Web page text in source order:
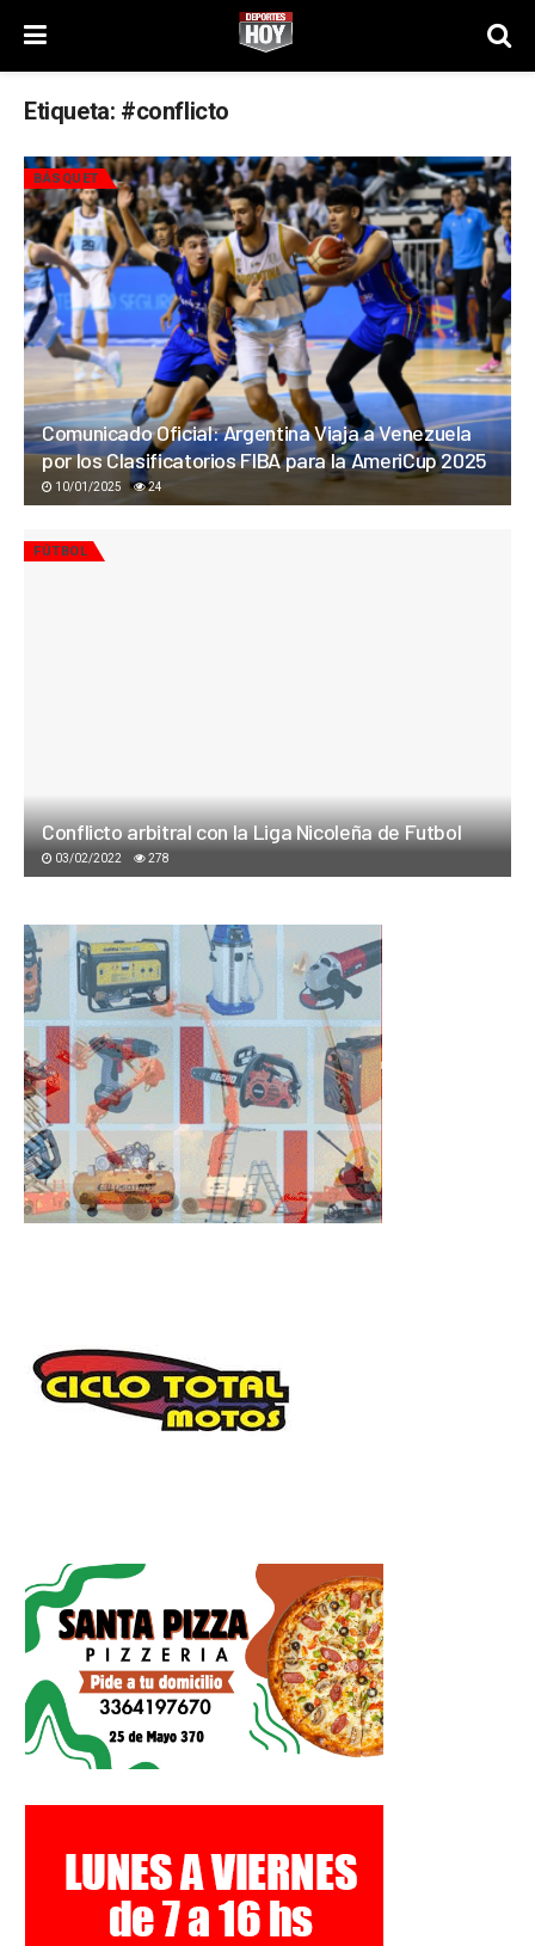
Etiqueta: #conflicto
BÁSQUET
Comunicado Oficial: Argentina Viaja a Venezuela
por los Clasificatorios FIBA para la AmeriCup 2025
10/01/2025 24
FÚTBOL
Conflicto arbitral con la Liga Nicoleña de Futbol
03/02/2022 278